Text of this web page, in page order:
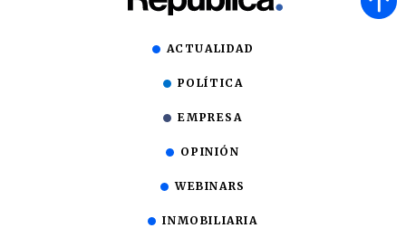
ACTUALIDAD
POLÍTICA
EMPRESA
OPINIÓN
WEBINARS
INMOBILIARIA